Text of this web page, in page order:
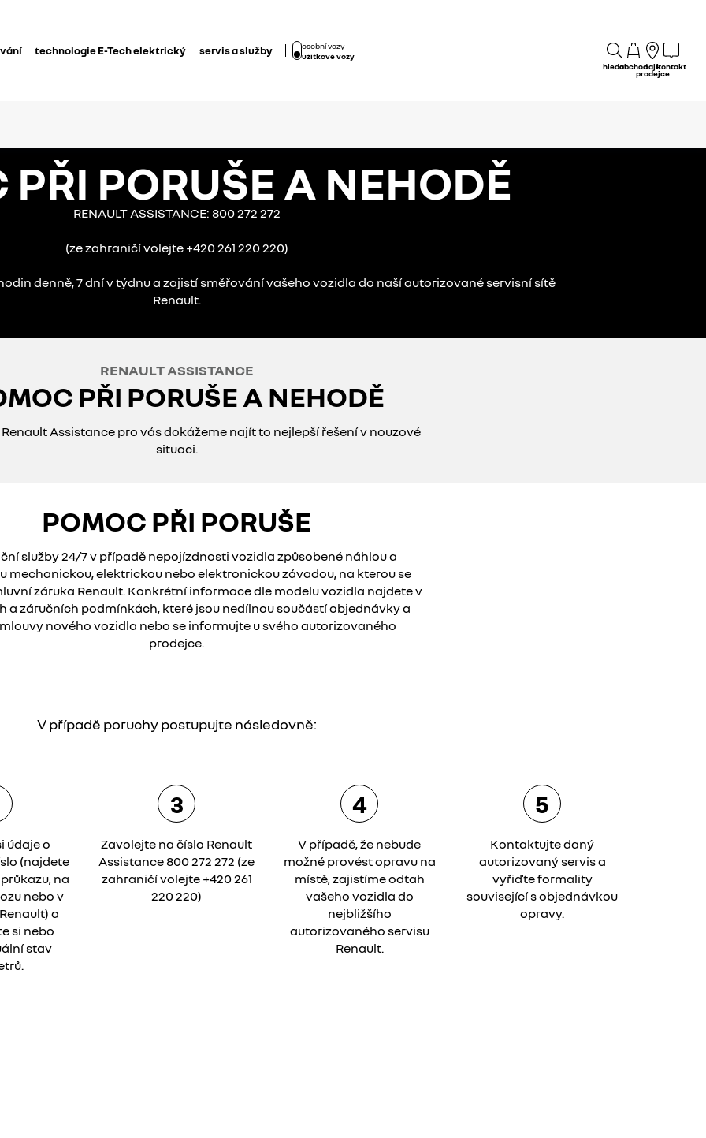
technologie E-Tech elektrický servis a služby
osobní vozy
užitkové vozy
hledatobchodnajít
prodejce
kontakt
PORUŠE A NEHODĚ
RENAULT ASSISTANCE: 800 272 272
(ze zahraničí volejte +420 261 220 220)
denně, 7 dní v týdnu a zajistí směřování vašeho vozidla do naší autorizované servisní sítě
Renault.
RENAULT ASSISTANCE
PŘI PORUŠE A NEHODĚ
Assistance pro vás dokážeme najít to nejlepší řešení v nouzové
situaci.
POMOC PŘI PORUŠE
služby 24/7 v případě nepojízdnosti vozidla způsobené náhlou a
mechanickou, elektrickou nebo elektronickou závadou, na kterou se
záruka Renault. Konkrétní informace dle modelu vozidla najdete v
a záručních podmínkách, které jsou nedílnou součástí objednávky a
nového vozidla nebo se informujte u svého autorizovaného
prodejce.
V případě poruchy postupujte následovně:
údaje o
(najdete
na
nebo v
a
si nebo
stav
3
Zavolejte na číslo Renault
Assistance 800 272 272 (ze
zahraničí volejte +420 261
220 220)
4
V případě, že nebude
možné provést opravu na
místě, zajistíme odtah
vašeho vozidla do
nejbližšího
autorizovaného servisu
Renault.
5
Kontaktujte daný
autorizovaný servis a
vyřiďte formality
související s objednávkou
opravy.